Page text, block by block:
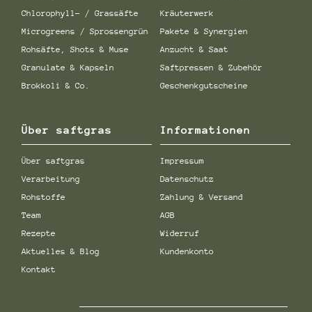
der
gewählt
werden
auf
Produktseite
gewählt
Chlorophyll- / Grassäfte
Microgreens / Sprossengrün
Rohsäfte, Shots & Muse
Granulate & Kapseln
Brokkoli & Co.
Kräuterwerk
Pakete & Synergien
Anzucht & Saat
Saftpressen & Zubehör
Geschenkgutscheine
Über saftgras
Über saftgras
Verarbeitung
Rohstoffe
Team
Rezepte
Aktuelles & Blog
Kontakt
Informationen
Impressum
Datenschutz
Zahlung & Versand
AGB
Widerruf
Kundenkonto